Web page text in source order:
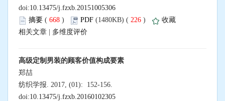
doi:10.13475/j.fzxb.20151005306
摘要 ( 668 ) PDF (1480KB) ( 226 )
收藏
相关文章
多维度评价
高级定制男装的顾客价值构成要素
郑喆
纺织学报. 2017, (01): 152-156.
doi:10.13475/j.fzxb.20160102305